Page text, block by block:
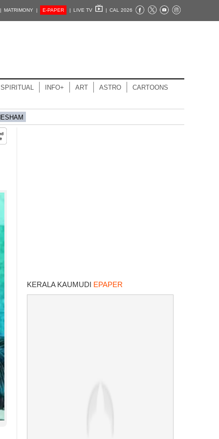
| MATRIMONY | E-PAPER | LIVE TV | CAL 2026
SPIRITUAL INFO+ ART ASTRO CARTOONS
KERALA KAUMUDI EPAPER